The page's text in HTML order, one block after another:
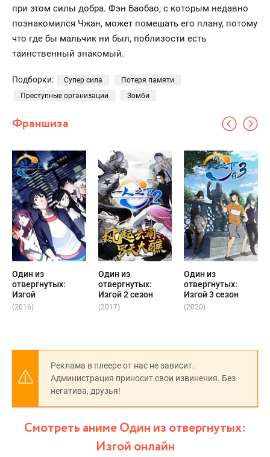
при этом силы добра. Фэн Баобао, с которым недавно
познакомился Чжан, может помешать его плану, потому
что где бы мальчик ни был, поблизости есть
таинственный знакомый.
Подборки: Супер сила
Потеря памяти
Преступные организации
Зомби
Франшиза
Один из
отвергнутых:
Изгой
(2016)
Один из
отвергнутых:
Изгой 2 сезон
(2017)
Один из
отвергнутых:
Изгой 3 сезон
(2020)
Реклама в плеере от нас не зависит.
Администрация приносит свои извинения. Без
негатива, друзья!
Смотреть аниме Один из отвергнутых:
Изгой онлайн